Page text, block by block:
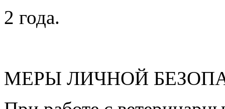
2 года.
МЕРЫ ЛИЧНОЙ